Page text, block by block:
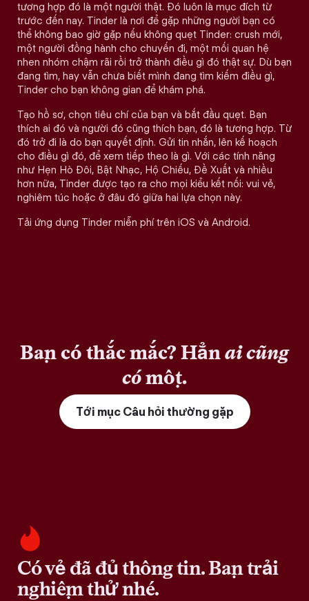
tương hợp đó là một người thật. Đó luôn là mục đích từ
trước đến nay. Tinder là nơi để gặp những người bạn có
thể không bao giờ gặp nếu không quẹt Tinder: crush mới,
một người đồng hành cho chuyến đi, một mối quan hệ
nhen nhóm chậm rãi rồi trở thành điều gì đó thật sự. Dù bạn
đang tìm, hay vẫn chưa biết mình đang tìm kiếm điều gì,
Tinder cho bạn không gian để khám phá.
Tạo hồ sơ, chọn tiêu chí của bạn và bắt đầu quẹt. Bạn
thích ai đó và người đó cũng thích bạn, đó là tương hợp. Từ
đó trở đi là do bạn quyết định. Gửi tin nhắn, lên kế hoạch
cho điều gì đó, để xem tiếp theo là gì. Với các tính năng
như Hẹn Hò Đôi, Bật Nhạc, Hộ Chiếu, Đề Xuất và nhiều
hơn nữa, Tinder được tạo ra cho mọi kiểu kết nối: vui vẻ,
nghiêm túc hoặc ở đâu đó giữa hai lựa chọn này.
Tải ứng dụng Tinder miễn phí trên iOS và Android.
Bạn có thắc mắc? Hẳnai cũng
cómột.
Tới mục Câu hỏi thường gặp
Có vẻ đã đủ thông tin. Bạn trải
nghiệm thử nhé.